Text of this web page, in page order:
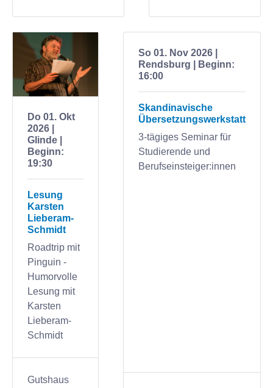
Do 01. Okt
2026 |
Glinde |
Beginn:
19:30
Lesung
Karsten
Lieberam-
Schmidt
Roadtrip mit
Pinguin -
Humorvolle
Lesung mit
Karsten
Lieberam-
Schmidt
Gutshaus
So 01. Nov 2026 |
Rendsburg | Beginn:
16:00
Skandinavische
Übersetzungswerkstatt
3-tägiges Seminar für
Studierende und
Berufseinsteiger:innen